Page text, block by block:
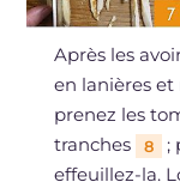
Après les
en lanières et
prenez les
tranches
8
;
effeuillez-la.